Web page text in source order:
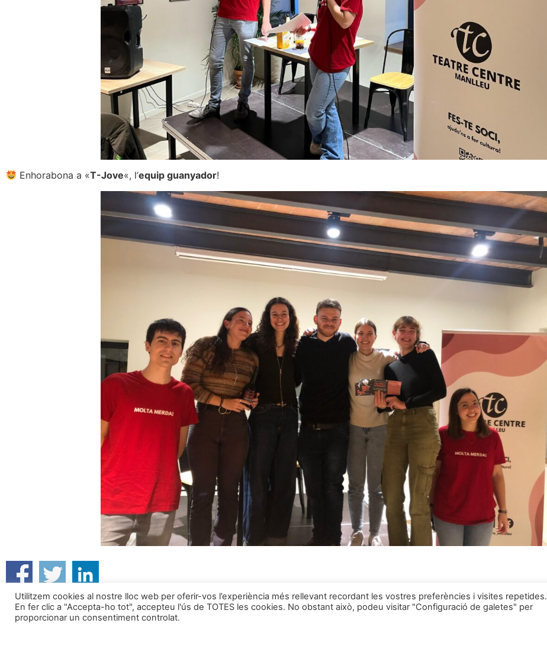
Enhorabona a «T-Jove«, l’equip guanyador!
Segueix-nos a: Formem part de:
Utilitzem cookies al nostre lloc web per oferir-vos l’experiència més rellevant recordant les vostres preferències i visites repetides.
En fer clic a "Accepta-ho tot", accepteu l'ús de TOTES les cookies. No obstant això, podeu visitar "Configuració de galetes" per
proporcionar un consentiment controlat.